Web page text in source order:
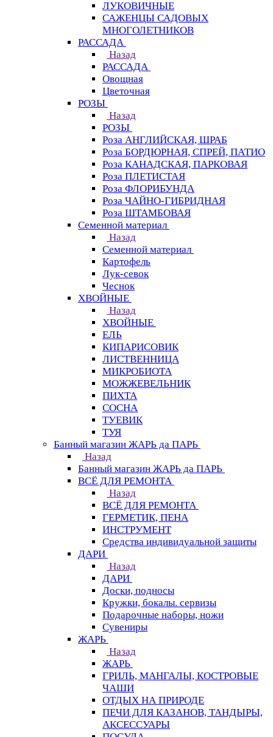
ЛУКОВИЧНЫЕ
САЖЕНЦЫ САДОВЫХ
МНОГОЛЕТНИКОВ
РАССАДА
Назад
РАССАДА
Овощная
Цветочная
РОЗЫ
Назад
РОЗЫ
Роза АНГЛИЙСКАЯ, ШРАБ
Роза БОРДЮРНАЯ, СПРЕЙ, ПАТИО
Роза КАНАДСКАЯ, ПАРКОВАЯ
Роза ПЛЕТИСТАЯ
Роза ФЛОРИБУНДА
Роза ЧАЙНО-ГИБРИДНАЯ
Роза ШТАМБОВАЯ
Семенной материал
Назад
Семенной материал
Картофель
Лук-севок
Чеснок
ХВОЙНЫЕ
Назад
ХВОЙНЫЕ
ЕЛЬ
КИПАРИСОВИК
ЛИСТВЕННИЦА
МИКРОБИОТА
МОЖЖЕВЕЛЬНИК
ПИХТА
СОСНА
ТУЕВИК
ТУЯ
Банный магазин ЖАРЬ да ПАРЬ
Назад
Банный магазин ЖАРЬ да ПАРЬ
ВСЁ ДЛЯ РЕМОНТА
Назад
ВСЁ ДЛЯ РЕМОНТА
ГЕРМЕТИК, ПЕНА
ИНСТРУМЕНТ
Средства индивидуальной защиты
ДАРИ
Назад
ДАРИ
Доски, подносы
Кружки, бокалы. сервизы
Подарочные наборы, ножи
Сувениры
ЖАРЬ
Назад
ЖАРЬ
ГРИЛЬ, МАНГАЛЫ, КОСТРОВЫЕ
ЧАШИ
ОТДЫХ НА ПРИРОДЕ
ПЕЧИ ДЛЯ КАЗАНОВ, ТАНДЫРЫ,
АКСЕССУАРЫ